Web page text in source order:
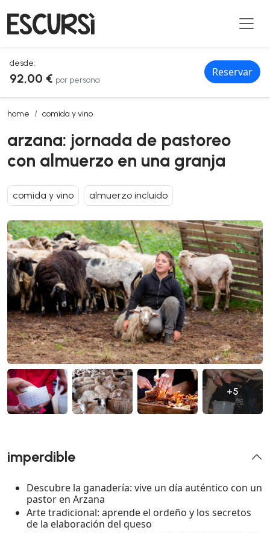
desde:
92,00 € por persona
Reservar
home comida y vino
arzana: jornada de pastoreo con almuerzo en una granja
arzana: jornada de pastoreo
con almuerzo en una granja
comida y vino almuerzo incluido
+5
imperdible
Descubre la ganadería: vive un día auténtico con un
pastor en Arzana
Arte tradicional: aprende el ordeño y los secretos
de la elaboración del queso